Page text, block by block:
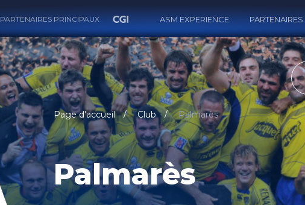
PARTENAIRES PRINCIPAUX ASM EXPERIENCE PARTENAIRES
Page d'accueil
Club Palmarès
Palmarès